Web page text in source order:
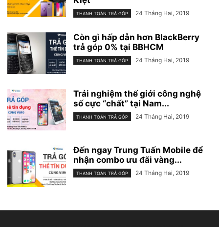
THANH TOÁN TRẢ GÓP 24 Tháng Hai, 2019
Còn gì hấp dẫn hơn BlackBerry
trả góp 0% tại BBHCM
THANH TOÁN TRẢ GÓP 24 Tháng Hai, 2019
Trải nghiệm thế giới công nghệ
số cực “chất” tại Nam...
THANH TOÁN TRẢ GÓP 24 Tháng Hai, 2019
Đến ngay Trung Tuấn Mobile để
nhận combo ưu đãi vàng...
THANH TOÁN TRẢ GÓP 24 Tháng Hai, 2019